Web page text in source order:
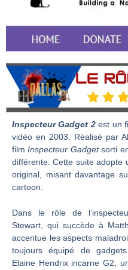
Inspecteur Gadget 2est un
vidéo en 2003. Réalisé par
filmInspecteur Gadgetsorti
différente. Cette suite adopte
original, misant davantage
cartoon.
Dans le rôle de
Stewart, qui succède à
accentue les aspects
toujours équipé de gadgets
Elaine Hendrix incarne G2,